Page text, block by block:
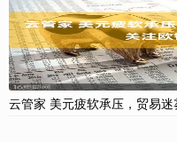
云管家 美元疲软承压，贸易